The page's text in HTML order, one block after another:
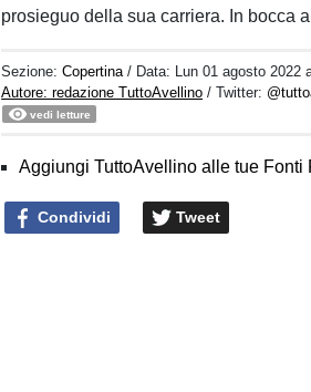
prosieguo della sua carriera. In bocca
Sezione:Copertina / Data: Lun 01 agosto 2022
Autore: redazione TuttoAvellino / Twitter:
vedi letture
Aggiungi TuttoAvellino alle tue Fonti
Condividi Tweet